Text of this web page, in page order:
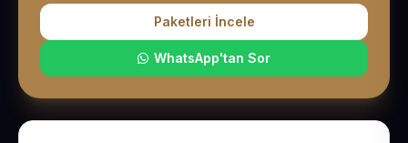
Paketleri İncele
WhatsApp'tan Sor